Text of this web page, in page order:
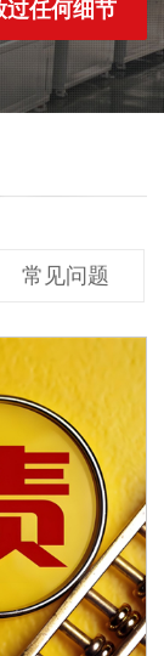
过任何细节
常见问题